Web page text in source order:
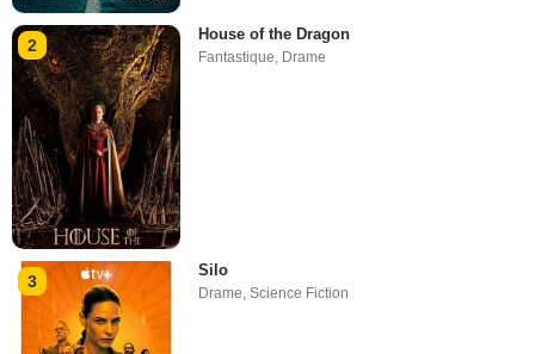
2
House of the Dragon
Fantastique Drame
3
Silo
Drame,Science Fiction